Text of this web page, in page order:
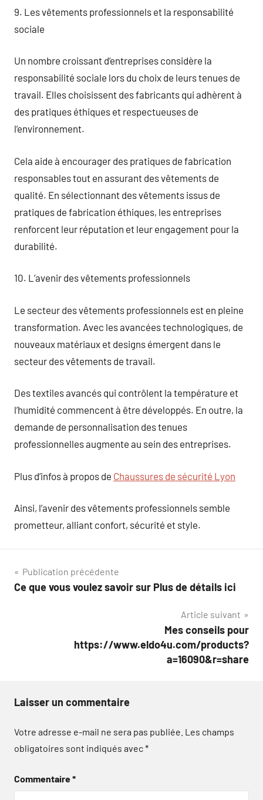
9. Les vêtements professionnels et la responsabilité
sociale
Un nombre croissant d’entreprises considère la
responsabilité sociale lors du choix de leurs tenues de
travail. Elles choisissent des fabricants qui adhèrent à
des pratiques éthiques et respectueuses de
l’environnement.
Cela aide à encourager des pratiques de fabrication
responsables tout en assurant des vêtements de
qualité. En sélectionnant des vêtements issus de
pratiques de fabrication éthiques, les entreprises
renforcent leur réputation et leur engagement pour la
durabilité.
10. L’avenir des vêtements professionnels
Le secteur des vêtements professionnels est en pleine
transformation. Avec les avancées technologiques, de
nouveaux matériaux et designs émergent dans le
secteur des vêtements de travail.
Des textiles avancés qui contrôlent la température et
l’humidité commencent à être développés. En outre, la
demande de personnalisation des tenues
professionnelles augmente au sein des entreprises.
Plus d’infos à propos de Chaussures de sécurité Lyon
Ainsi, l’avenir des vêtements professionnels semble
prometteur, alliant confort, sécurité et style.
Navigation
de
Publication précédente
Ce que vous voulez savoir sur Plus de détails ici
Article suivant
Mes conseils pour
https://www.eldo4u.com/products?
a=16090&r=share
Laisser un commentaire
Votre adresse e-mail ne sera pas publiée. Les champs
obligatoires sont indiqués avec*
Commentaire*